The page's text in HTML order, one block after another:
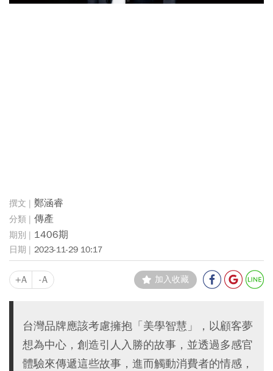
鄭涵睿
傳產
1406期
2023-11-29 10:17
+A -A 加入收藏
台灣品牌應該考慮擁抱「美學智慧」，以顧客夢
想為中心，創造引人入勝的故事，並透過多感官
體驗來傳遞這些故事，進而觸動消費者的情感，